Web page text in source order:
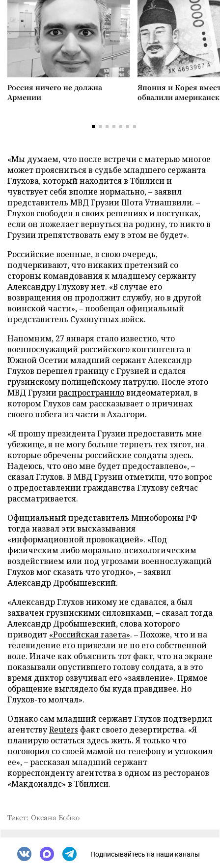
Россия ничего не должна
Армении
Япония и Корея
обвалили
«Мы думаем, что после встречи с матерью многое
может проясниться в судьбе младшего сержанта
Глухова, который находится в Тбилиси и
чувствует себя вполне нормально, – заявил
представитель МВД Грузии Шота Утиашвили. –
Глухов свободен в своих решениях и поступках,
если он пожелает вернуться на родину, то никто в
Грузии препятствовать ему в этом не будет».
Российские военные, в свою очередь,
подчеркивают, что никаких претензий со
стороны командования к младшему сержанту
Александру Глухову нет. «В случае его
возвращения он продолжит службу, но в другой
воинской части», – пообещал официальный
представитель Сухопутных войск.
Напомним, 27 января стало известно, что
военнослужащий российского контингента в
Южной Осетии младший сержант Александр
Глухов перешел границу с Грузией и сдался
грузинскому полицейскому патрулю. После этого
МВД Грузиираспространиловидеоматериал, в
котором Глухов сам рассказывает о причинах
своего побега из части в Ахалгори.
«Я прошу президента Грузии предоставить мне
убежище, я не могу больше терпеть тех тягот, на
которые обречены российские солдаты здесь.
Надеюсь, что оно мне будет предоставлено», –
сказал Глухов. В МВД Грузии отметили, что вопрос
о предоставлении гражданства Глухову сейчас
рассматривается.
Официальный представитель Минобороны РФ
тогда назвал эти высказывания
«информационной провокацией». «Под
физическим либо морально-психологическим
воздействием или под угрозами военнослужащий
Глухов мог сказать что угодно», – заявил
Александр Дробышевский.
«Александр Глухов никому не сдавался, а был
захвачен грузинскими силовиками, – сказал тогда
Александр Дробышевский, слова которого
приводит «Российская газета». – Похоже, что и на
телевидение его привезли не по его собственной
воле. Иначе как объяснить тот факт, что на экране
показывали опустившего голову солдата, а в это
время диктор озвучивал его «заявление». Прямое
обращение выглядело бы куда правдивее. Но
Глухов-то молчал».
Однако сам младший сержант Глухов подтвердил
агентствуReuters факт своего дезертирства. «Я
планирую остаться здесь жить. Я только что
поговорил со своей мамой по телефону и успокоил
ее», – рассказал младший сержант
корреспонденту агентства в одном из ресторанов
«Макдоналдс» в Тбилиси.
Текст: Оксана Бойко
Подписывайтесь на наши каналы